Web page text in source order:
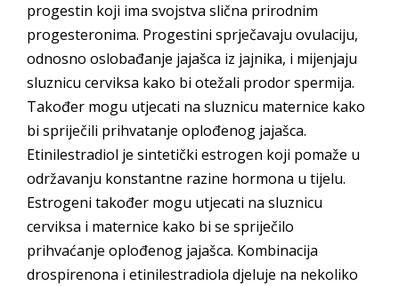
progestin koji ima svojstva slična prirodnim
progesteronima. Progestini sprječavaju ovulaciju,
odnosno oslobađanje jajašca iz jajnika, i mijenjaju
sluznicu cerviksa kako bi otežali prodor spermija.
Također mogu utjecati na sluznicu maternice kako
bi spriječili prihvatanje oplođenog jajašca.
Etinilestradiol je sintetički estrogen koji pomaže u
održavanju konstantne razine hormona u tijelu.
Estrogeni također mogu utjecati na sluznicu
cerviksa i maternice kako bi se spriječilo
prihvaćanje oplođenog jajašca. Kombinacija
drospirenona i etinilestradiola djeluje na nekoliko